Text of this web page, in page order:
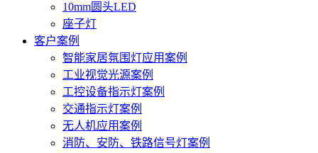
10mm圆头LED
座子灯
客户案例
智能家居氛围灯应用案例
工业视觉光源案例
工控设备指示灯案例
交通指示灯案例
无人机应用案例
消防、安防、铁路信号灯案例